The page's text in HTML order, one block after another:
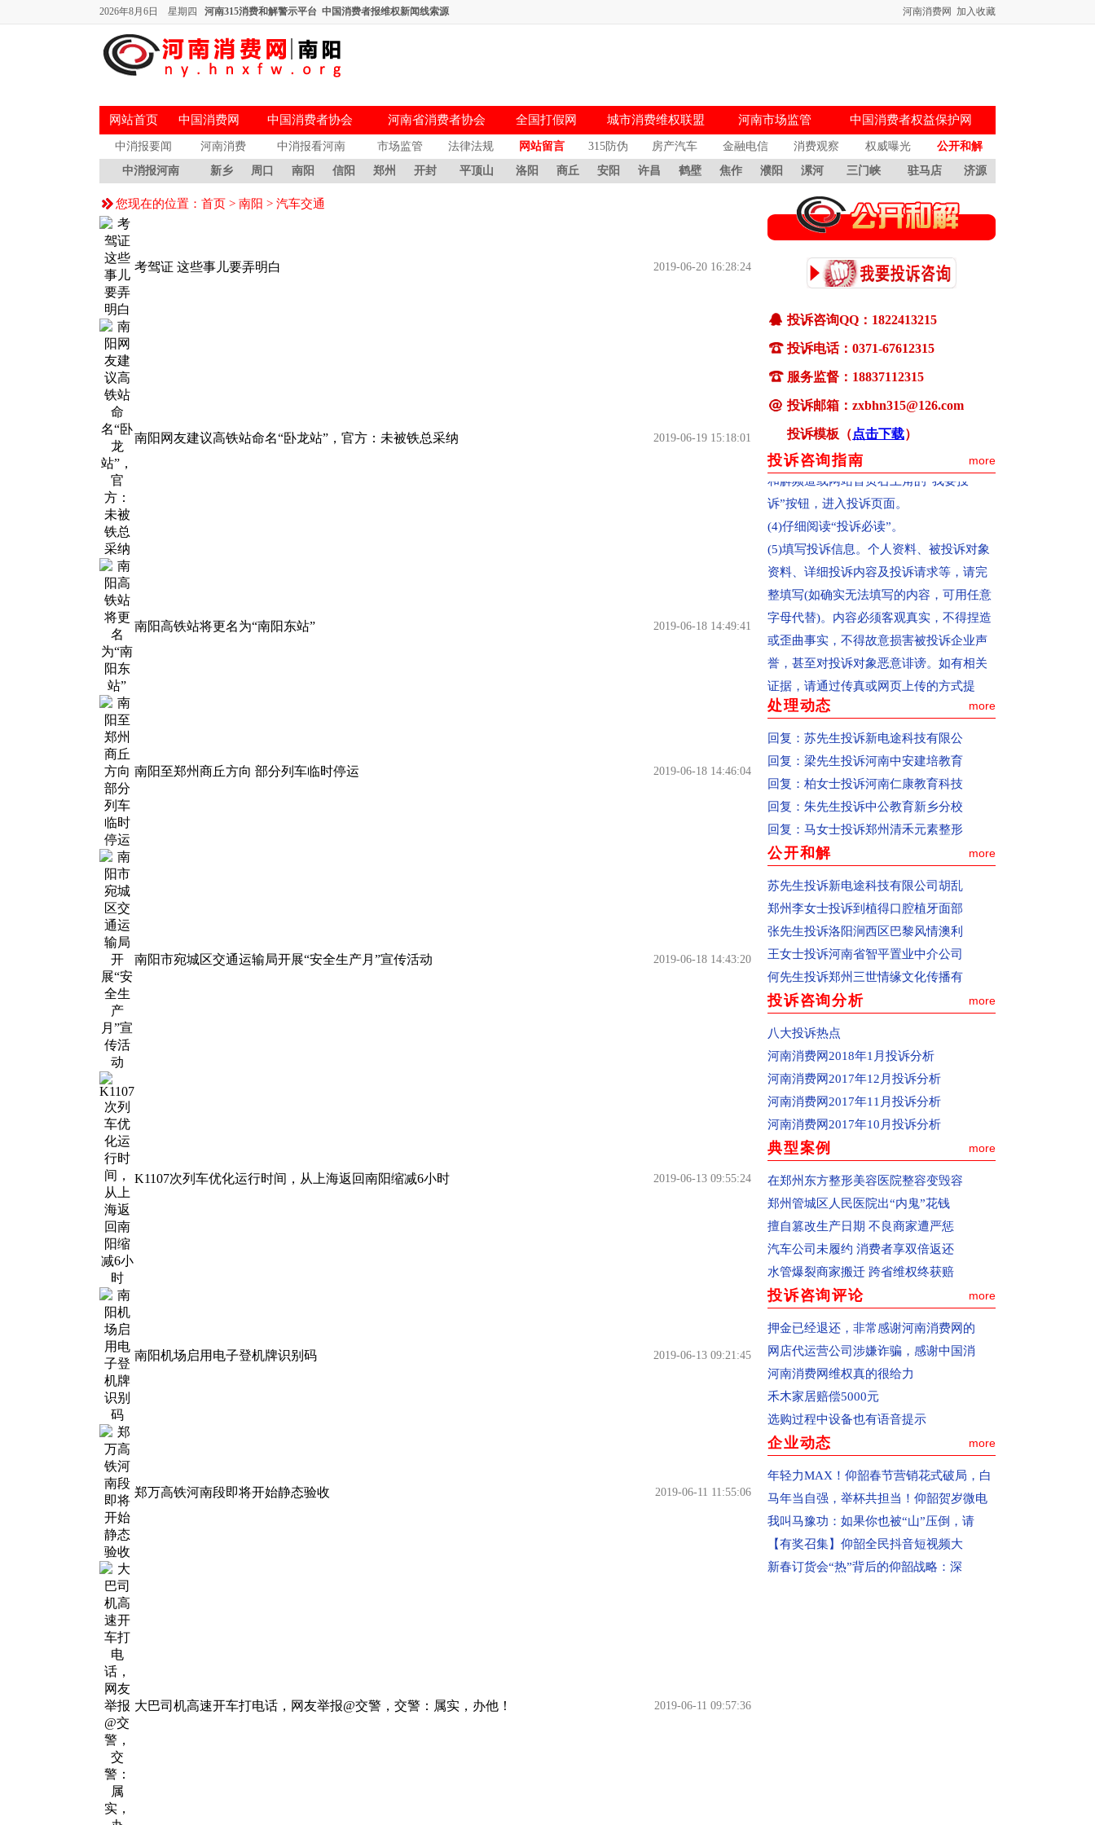
2026年8月6日 星期四 河南315消费和解警示平台 中国消费者报维权新闻线索源 河南消费网 加入收藏
网站首页 中国消费网 中国消费者协会 河南省消费者协会 全国打假网 城市消费维权联盟 河南市场监管 中国消费者权益保护网
中消报要闻 河南消费 中消报看河南 市场监管 法律法规 网站留言 315防伪 房产汽车 金融电信 消费观察 权威曝光
公开和解
中消报河南
新乡 周口 南阳 信阳 郑州 开封 平顶山 洛阳 商丘 安阳 许昌 鹤壁 焦作 濮阳 漯河 三门峡 驻马店 济源
您现在的位置： 首页 > 南阳 > 汽车交通
考驾证 这些事儿要弄明白 2019-06-20 16:28:24
南阳网友建议高铁站命名“卧龙站”，官方：未被铁总采纳 2019-06-19 15:18:01
南阳高铁站将更名为“南阳东站” 2019-06-18 14:49:41
南阳至郑州商丘方向 部分列车临时停运 2019-06-18 14:46:04
南阳市宛城区交通运输局开展“安全生产月”宣传活动 2019-06-18 14:43:20
K1107次列车优化运行时间，从上海返回南阳缩减6小时 2019-06-13 09:55:24
南阳机场启用电子登机牌识别码 2019-06-13 09:21:45
郑万高铁河南段即将开始静态验收 2019-06-11 11:55:06
大巴司机高速开车打电话，网友举报@交警，交警：属实，办他！ 2019-06-11 09:57:36
投诉咨询QQ：1822413215
投诉电话：0371-67612315
服务监督：18837112315
投诉邮箱：zxbhn315@126.com
投诉模板（点击下载）
投诉咨询指南 more
一、如何投诉
(1)通过pc终端(电脑)和移动终端(手机)都可
以向河南消费网适时投诉。
(2)通过pc终端(电脑)投诉：确认您选择的
(www.hnxfw.org)，点击进入公开和解频道
或网站首页右上角的“我要投诉”按钮，进
入投诉页面。
(3)通过移动终端(手机)投诉：请在手机百
和解频道或网站首页右上角的“我要投
交。(注：如果投诉内容较多，请先在文档
上写清楚再复制粘贴到投诉页面上，避免
因页面打开时间过长使页面过期，导致投
诉信息提交不成功)。
(6)提交投诉。点击页面下方“提交”按钮，
如果页面中间出现一个“你的资料已提交！
在审核中”的对话框，表示你的投诉已经提
交成功。(注：已提交的投诉信息不同步在
页面上显示)
二、投诉人联系方式的重要性
联系电话和电子邮箱是网站与您联系的重
要途径，请您在投诉时必须填写真实的，
而且是常用的联系电话和电子邮箱，以便
网站及时向您核实相关信息，反馈投诉处
理情况，或者便于中国消费者报记者开展
新闻调查。
三、如何查看投诉处理结果
1、进入“处理动态”按钮。
2、向本网在线咨询或者邮件咨询，邮箱地
址：zxbhn315@126.com
一、如何投诉
(1)通过pc终端(电脑)和移动终端(手机)都可
以向河南消费网适时投诉。
(2)通过pc终端(电脑)投诉：确认您选择的
是中国消费者报主办的河南消费网
(www.hnxfw.org)，点击进入公开和解频道
或网站首页右上角的“我要投诉”按钮，进
(3)通过移动终端(手机)投诉：请在手机百
度搜索上登陆河南消费网，点击进入公开
和解频道或网站首页右上角的“我要投
诉”按钮，进入投诉页面。
(4)仔细阅读“投诉必读”。
(5)填写投诉信息。个人资料、被投诉对象
资料、详细投诉内容及投诉请求等，请完
整填写(如确实无法填写的内容，可用任意
字母代替)。内容必须客观真实，不得捏造
或歪曲事实，不得故意损害被投诉企业声
誉，甚至对投诉对象恶意诽谤。如有相关
处理动态 more
回复： 苏先生投诉新电途科技有限公
回复： 梁先生投诉河南中安建培教育
回复： 柏女士投诉河南仁康教育科技
回复： 朱先生投诉中公教育新乡分校
回复： 马女士投诉郑州清禾元素整形
公开和解 more
苏先生投诉新电途科技有限公司胡乱
郑州李女士投诉到植得口腔植牙面部
张先生投诉洛阳涧西区巴黎风情澳利
王女士投诉河南省智平置业中介公司
何先生投诉郑州三世情缘文化传播有
投诉咨询分析 more
八大投诉热点
河南消费网2018年1月投诉分析
河南消费网2017年12月投诉分析
河南消费网2017年11月投诉分析
河南消费网2017年10月投诉分析
典型案例 more
在郑州东方整形美容医院整容变毁容
郑州管城区人民医院出“内鬼”花钱
擅自篡改生产日期 不良商家遭严惩
汽车公司未履约 消费者享双倍返还
水管爆裂商家搬迁 跨省维权终获赔
投诉咨询评论 more
押金已经退还，非常感谢河南消费网的
网店代运营公司涉嫌诈骗，感谢中国消
河南消费网维权真的很给力
禾木家居赔偿5000元
选购过程中设备也有语音提示
企业动态 more
年轻力MAX！仰韶春节营销花式破局，白
马年当自强，举杯共担当！仰韶贺岁微电
我叫马豫功：如果你也被“山”压倒，请
【有奖召集】仰韶全民抖音短视频大
新春订货会“热”背后的仰韶战略：深